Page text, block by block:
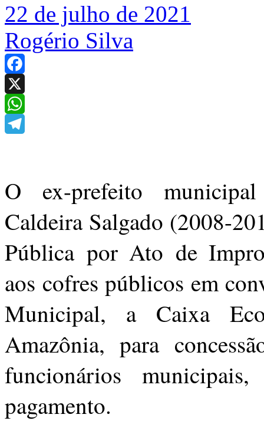
22 de julho de 2021
Rogério Silva
Facebook
X
WhatsApp
O ex-prefeito
Caldeira Salgado (2008-
Pública por Ato de
aos cofres públicos em
Municipal, a Caixa
Amazônia, para
funcionários
pagamento.